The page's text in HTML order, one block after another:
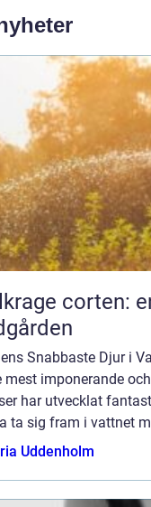
corten:
Snabbaste Djur i
mest imponerande
har utvecklat
ta sig fram i vattnet
Uddenholm